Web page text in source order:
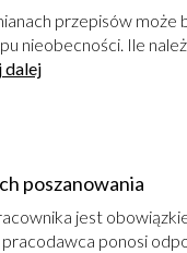
przepisów
nieobecności. Ile
dalej
poszanowania
jest
ponosi